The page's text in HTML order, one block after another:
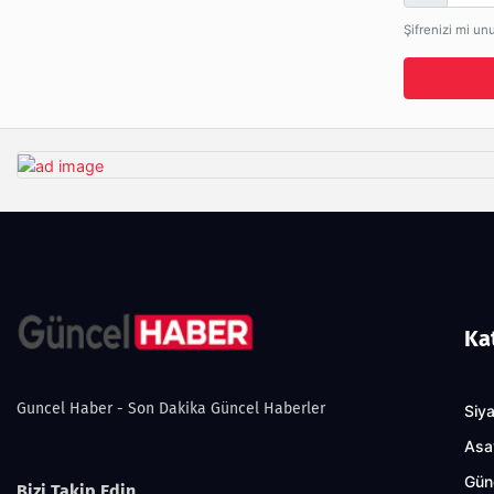
Şifrenizi mi
Guncel Haber - Son Dakika Güncel Haberler